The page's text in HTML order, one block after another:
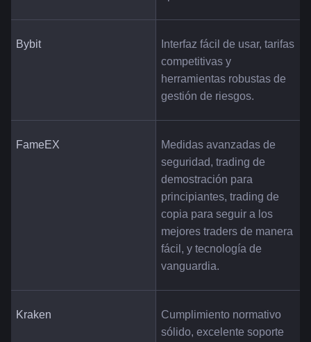
Bybit
Interfaz fácil de usar, tarifas
competitivas y
herramientas robustas de
gestión de riesgos.
FameEX
Medidas avanzadas de
seguridad, trading de
demostración para
principiantes, trading de
copia para seguir a los
mejores traders de manera
fácil, y tecnología de
vanguardia.
Kraken
Cumplimiento normativo
sólido, excelente soporte